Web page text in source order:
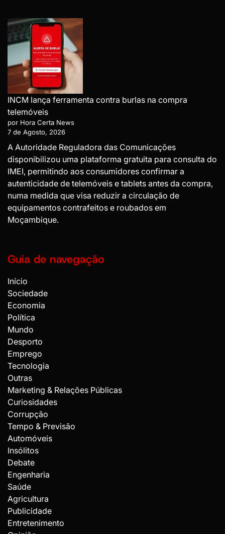
INCM lança ferramenta contra burlas na compra
telemóveis
por Hora Certa News
7 de Agosto, 2026
A Autoridade Reguladora das Comunicações
disponibilizou uma plataforma gratuita para consulta do
IMEI, permitindo aos consumidores confirmar a
autenticidade de telemóveis e tablets antes da compra,
numa medida que visa reduzir a circulação de
equipamentos contrafeitos e roubados em
Moçambique.
Guia de navegação
Início
Sociedade
Economia
Política
Mundo
Desporto
Emprego
Tecnologia
Outras
Marketing & Relações Públicas
Curiosidades
Corrupção
Tempo & Previsão
Automóveis
Insólitos
Debate
Engenharia
Saúde
Agricultura
Publicidade
Entretenimento